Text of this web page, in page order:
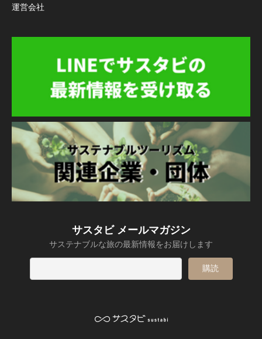
運営会社
サスタビ メールマガジン
サステナブルな旅の最新情報をお届けします